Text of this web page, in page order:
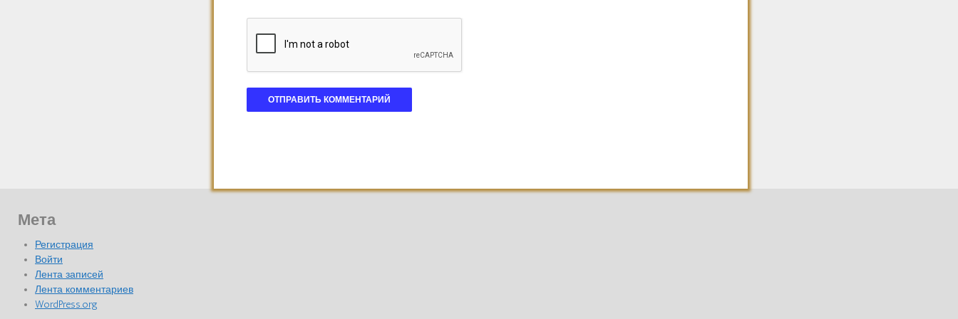
Мета
Регистрация
Войти
Лента записей
Лента комментариев
WordPress.org